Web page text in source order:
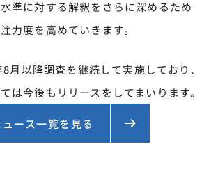
準に対する解釈をさらに深めるため
力度を高めていきます。
月以降調査を継続して実施しており、
は今後もリリースをしてまいります。
ュース一覧を見る